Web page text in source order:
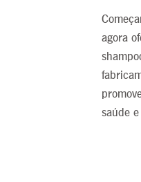
agora
saúde